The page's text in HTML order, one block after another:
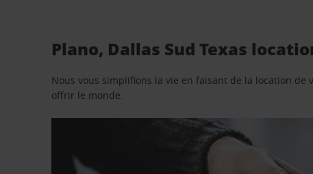
Plano, Dallas Sud Texas
Nous vous simplifions la vie en faisant de la location
offrir le monde.